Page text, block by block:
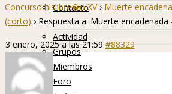
Contacto
Hislibreños
Actividad
Grupos
Miembros
Foro
Concurso hislibre�o XV › Muerte
(corto) › Respuesta a: Muerte
3 enero, 2025 a las 21:59 #88329